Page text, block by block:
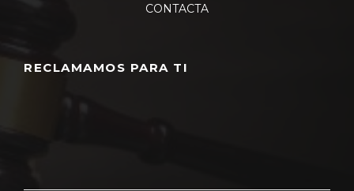
CONTACTA
RECLAMAMOS PARA TI